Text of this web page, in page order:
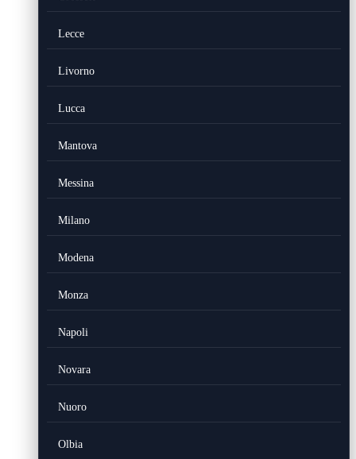
Lecce
Livorno
Lucca
Mantova
Messina
Milano
Modena
Monza
Napoli
Novara
Nuoro
Olbia